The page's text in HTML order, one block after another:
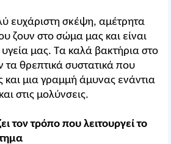
ευχάριστη σκέψη, αμέτρητα
ζουν στο σώμα μας και είναι
μας. Τα καλά βακτήρια στο
θρεπτικά συστατικά που
και μια γραμμή άμυνας ενάντια
στις μολύνσεις.
τον τρόπο που λειτουργεί το